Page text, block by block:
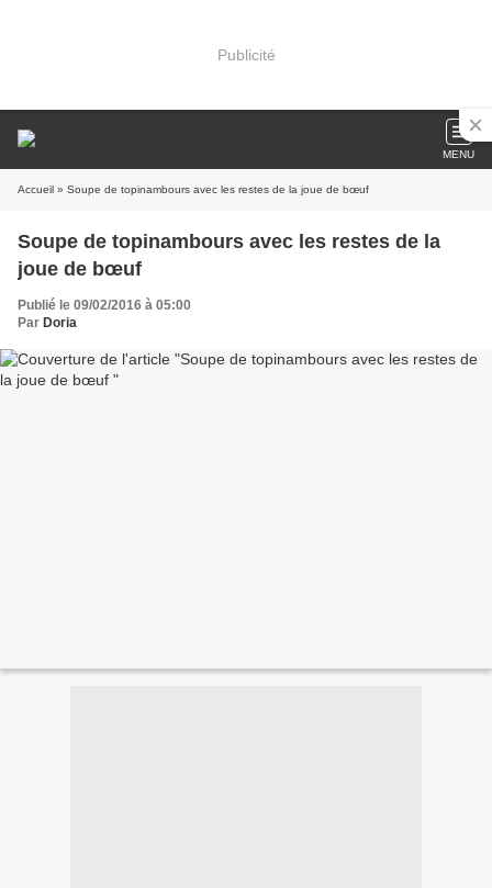
Publicité
MENU
Accueil » Soupe de topinambours avec les restes de la joue de bœuf
Soupe de topinambours avec les restes de la
joue de bœuf
Publié le 09/02/2016 à 05:00
Par Doria